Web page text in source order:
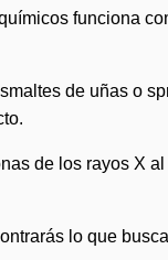
funciona
de uñas o
de los rayos X
lo que